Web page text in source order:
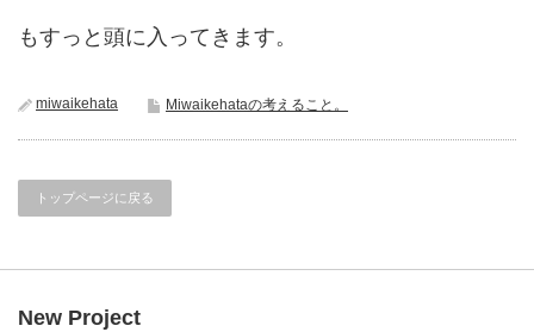
もすっと頭に入ってきます。
miwaikehata Miwaikehataの考えること。
トップページに戻る
New Project